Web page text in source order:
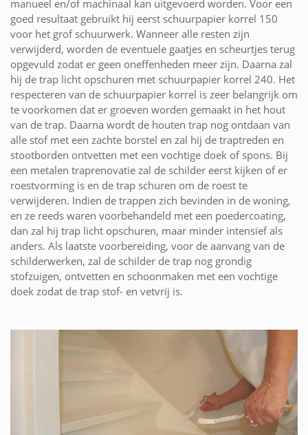
manueel en/of machinaal kan uitgevoerd worden. Voor een
goed resultaat gebruikt hij eerst schuurpapier korrel 150
voor het grof schuurwerk. Wanneer alle resten zijn
verwijderd, worden de eventuele gaatjes en scheurtjes terug
opgevuld zodat er geen oneffenheden meer zijn. Daarna zal
hij de trap licht opschuren met schuurpapier korrel 240. Het
respecteren van de schuurpapier korrel is zeer belangrijk om
te voorkomen dat er groeven worden gemaakt in het hout
van de trap. Daarna wordt de houten trap nog ontdaan van
alle stof met een zachte borstel en zal hij de traptreden en
stootborden ontvetten met een vochtige doek of spons. Bij
een metalen traprenovatie zal de schilder eerst kijken of er
roestvorming is en de trap schuren om de roest te
verwijderen. Indien de trappen zich bevinden in de woning,
en ze reeds waren voorbehandeld met een poedercoating,
dan zal hij trap licht opschuren, maar minder intensief als
anders. Als laatste voorbereiding, voor de aanvang van de
schilderwerken, zal de schilder de trap nog grondig
stofzuigen, ontvetten en schoonmaken met een vochtige
doek zodat de trap stof- en vetvrij is.